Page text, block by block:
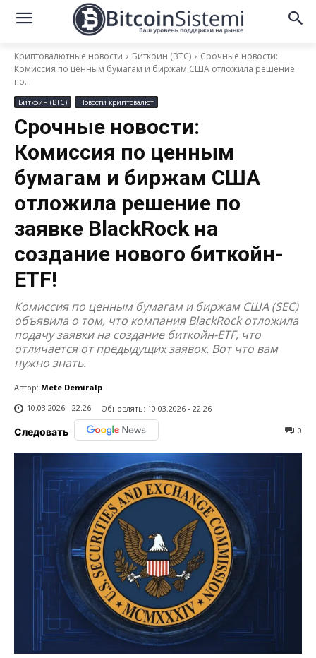
Криптовалютные новости Биткоин (BTC)
Срочные новости:
Комиссия по ценным бумагам и биржам США отложила решение
по...
Биткоин (BTC) Новости криптовалют
Срочные новости:
Комиссия по ценным
бумагам и биржам США
отложила решение по
заявке BlackRock на
создание нового биткойн-
ETF!
Комиссия по ценным бумагам и биржам США (SEC)
объявила о том, что компания BlackRock отложила
подачу заявки на создание биткойн-ETF, что
отличается от предыдущих заявок. Вот что вам
нужно знать.
Автор: Mete Demiralp
10.03.2026 - 22:26
Обновлять: 10.03.2026 - 22:26
Следовать 0